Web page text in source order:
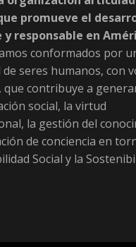
promueve el
responsable en
conformados por
seres humanos, con
que contribuye a
social, la virtud
la gestión del
de conciencia en
Social y la